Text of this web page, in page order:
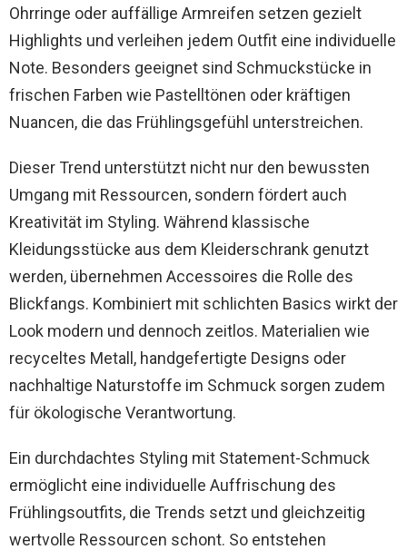
Ohrringe oder auffällige Armreifen setzen gezielt
Highlights und verleihen jedem Outfit eine individuelle
Note. Besonders geeignet sind Schmuckstücke in
frischen Farben wie Pastelltönen oder kräftigen
Nuancen, die das Frühlingsgefühl unterstreichen.
Dieser Trend unterstützt nicht nur den bewussten
Umgang mit Ressourcen, sondern fördert auch
Kreativität im Styling. Während klassische
Kleidungsstücke aus dem Kleiderschrank genutzt
werden, übernehmen Accessoires die Rolle des
Blickfangs. Kombiniert mit schlichten Basics wirkt der
Look modern und dennoch zeitlos. Materialien wie
recyceltes Metall, handgefertigte Designs oder
nachhaltige Naturstoffe im Schmuck sorgen zudem
für ökologische Verantwortung.
Ein durchdachtes Styling mit Statement-Schmuck
ermöglicht eine individuelle Auffrischung des
Frühlingsoutfits, die Trends setzt und gleichzeitig
wertvolle Ressourcen schont. So entstehen